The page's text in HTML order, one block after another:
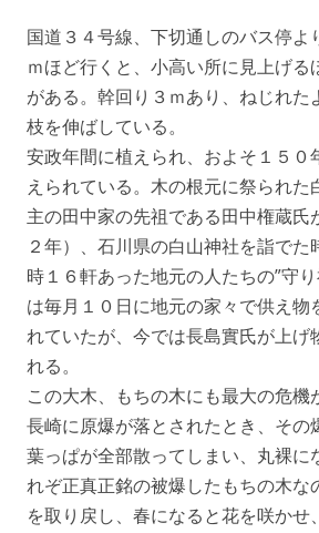
国道３４号線、下切通しのバス停よ
ｍほど行くと、小高い所に見上げる
がある。幹回り３ｍあり、ねじれた
枝を伸ばしている。
安政年間に植えられ、およそ１５０
えられている。木の根元に祭られ
主の田中家の先祖である田中権蔵氏
２年）、石川県の白山神社を詣でた
時１６軒あった地元の人たちの”守
は毎月１０日に地元の家々で供え物
れていたが、今では長島實氏が上げ
れる。
この大木、もちの木にも最大の危機
長崎に原爆が落とされたとき、その
葉っぱが全部散ってしまい、丸裸に
れぞ正真正銘の被爆したもちの木な
を取り戻し、春になると花を咲かせ